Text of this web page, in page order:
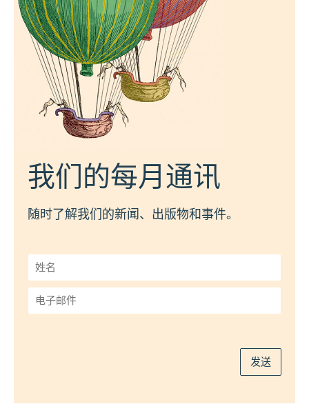
我们的每月通讯
随时了解我们的新闻、出版物和事件。
姓
名
*
子
发送